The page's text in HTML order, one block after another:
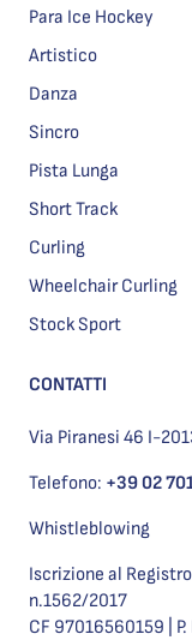
Para Ice Hockey
Artistico
Danza
Sincro
Pista Lunga
Short Track
Curling
Wheelchair Curling
Stock Sport
CONTATTI
Via Piranesi 46 I-
Telefono: +39 02
Whistleblowing
Iscrizione al
n.1562/2017
CF 97016560159 |